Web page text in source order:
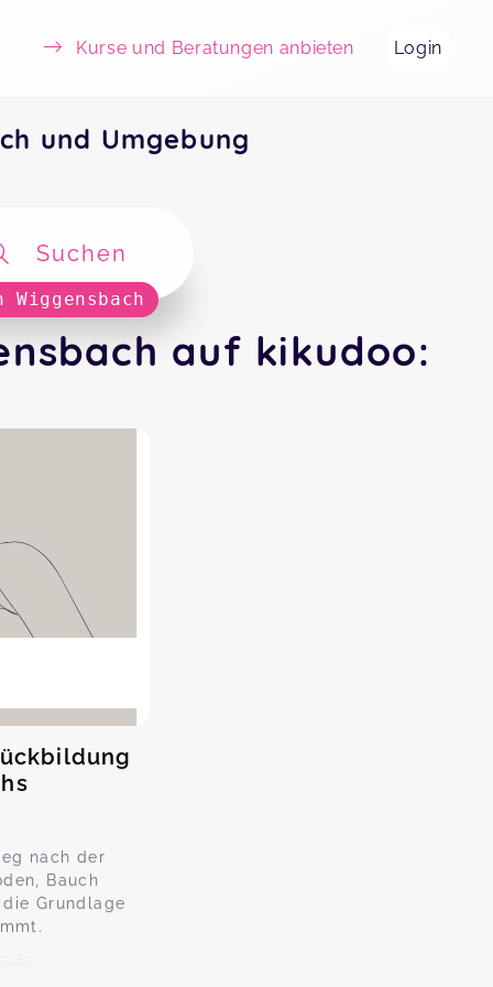
Kurse und Beratungen anbieten Login
und Umgebung
Suchen
Wiggensbach
auf kikudoo:
nach der
Bauch
Grundlage